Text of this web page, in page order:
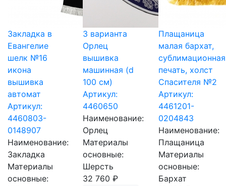
Закладка в
Евангелие
шелк №16
икона
вышивка
автомат
Артикул:
4460803-
0148907
Наименование:
Закладка
Материалы
основные:
3 варианта
Орлец
вышивка
машинная (d
100 см)
Артикул:
4460650
Наименование:
Орлец
Материалы
основные:
Шерсть
32 760 ₽
Плащаница
малая бархат,
сублимационная
печать, холст
Спасителя №2
Артикул:
4461201-
0204843
Наименование:
Плащаница
Материалы
основные:
Бархат